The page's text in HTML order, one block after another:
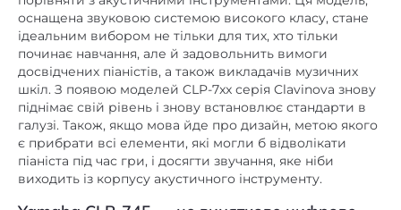
починає навчання, але й задовольнить вимоги
досвідчених піаністів, а також викладачів музичних
шкіл. З появою моделей CLP-7xx серія Clavinova знову
піднімає свій рівень і знову встановлює стандарти в
галузі. Також, якщо мова йде про дизайн, метою якого
є прибрати всі елементи, які могли б відволікати
піаніста під час гри, і досягти звучання, яке ніби
виходить із корпусу акустичного інструменту.
Yamaha CLP-745 — це виняткове цифрове
піаніно з такими ключовими функціями: